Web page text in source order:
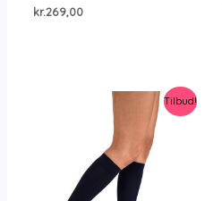
kr.269,00
Tilbud!